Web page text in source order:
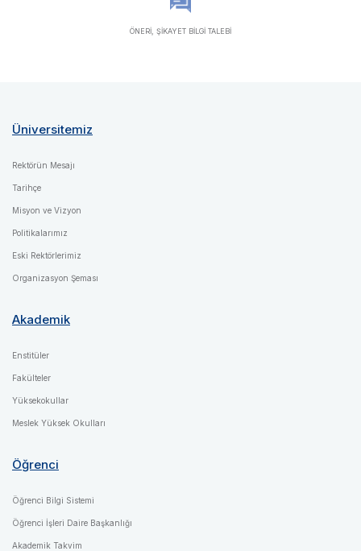
ÖNERİ, ŞİKAYET BİLGİ TALEBİ
Üniversitemiz
Rektörün Mesajı
Tarihçe
Misyon ve Vizyon
Politikalarımız
Eski Rektörlerimiz
Organizasyon Şeması
Akademik
Enstitüler
Fakülteler
Yüksekokullar
Meslek Yüksek Okulları
Öğrenci
Öğrenci Bilgi Sistemi
Öğrenci İşleri Daire Başkanlığı
Akademik Takvim